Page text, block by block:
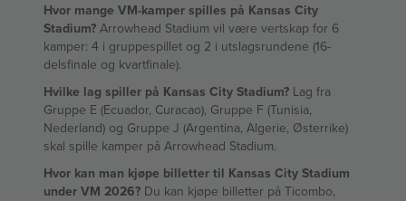
Hvor mange VM-kamper spilles på Kansas City
Stadium? Arrowhead Stadium vil være vertskap for 6
kamper: 4 i gruppespillet og 2 i utslagsrundene (16-
delsfinale og kvartfinale).
Hvilke lag spiller på Kansas City Stadium? Lag fra
Gruppe E (Ecuador, Curacao), Gruppe F (Tunisia,
Nederland) og Gruppe J (Argentina, Algerie, Østerrike)
skal spille kamper på Arrowhead Stadium.
Hvor kan man kjøpe billetter til Kansas City Stadium
under VM 2026? Du kan kjøpe billetter på Ticombo,